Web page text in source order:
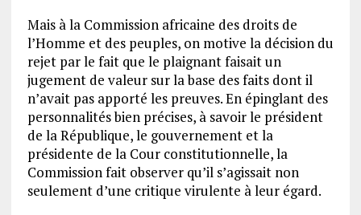
Mais à la Commission africaine des droits de
l’Homme et des peuples, on motive la décision du
rejet par le fait que le plaignant faisait un
jugement de valeur sur la base des faits dont il
n’avait pas apporté les preuves. En épinglant des
personnalités bien précises, à savoir le président
de la République, le gouvernement et la
présidente de la Cour constitutionnelle, la
Commission fait observer qu’il s’agissait non
seulement d’une critique virulente à leur égard.